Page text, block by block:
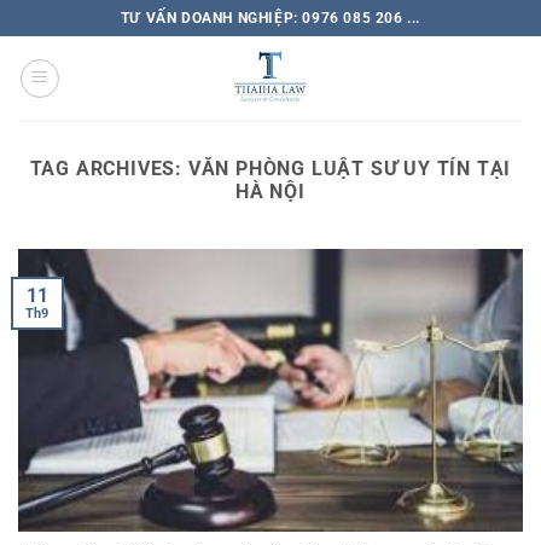
TƯ VẤN DOANH NGHIỆP: 0976 085 206 ...
TAG ARCHIVES: VĂN PHÒNG LUẬT SƯ UY TÍN TẠI
HÀ NỘI
11
Th9